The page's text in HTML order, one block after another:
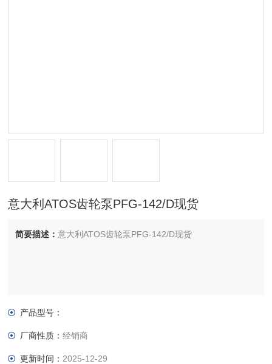
意大利ATOS齿轮泵PFG-142/D现货
简要描述：意大利ATOS齿轮泵PFG-142/D现货
产品型号：
厂商性质：经销商
更新时间： 2025-12-29